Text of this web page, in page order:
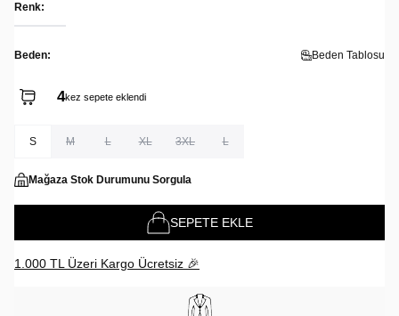
Renk:
Beden: Beden Tablosu
4kez sepete eklendi
S M L XL 3XL L
Mağaza Stok Durumunu Sorgula
SEPETE EKLE
1.000 TL Üzeri Kargo Ücretsiz 🎉